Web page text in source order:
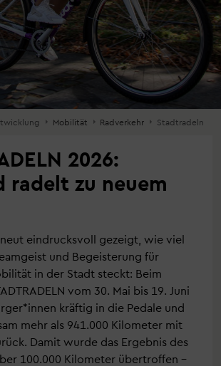
Mobilität Radverkehr Stadtradeln
2026:
radelt zu neuem
eindrucksvoll gezeigt, wie viel
und Begeisterung für
in der Stadt steckt: Beim
vom 30. Mai bis 19. Juni
kräftig in die Pedale und
mehr als 941.000 Kilometer mit
Damit wurde das Ergebnis des
100.000 Kilometer übertroffen –